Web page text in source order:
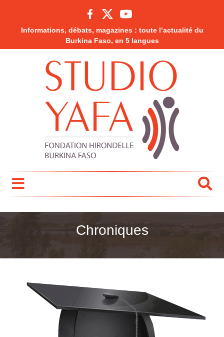
Informations, débats, magazines : toute l’actualité du
Burkina Faso, en 5 langues
Chroniques